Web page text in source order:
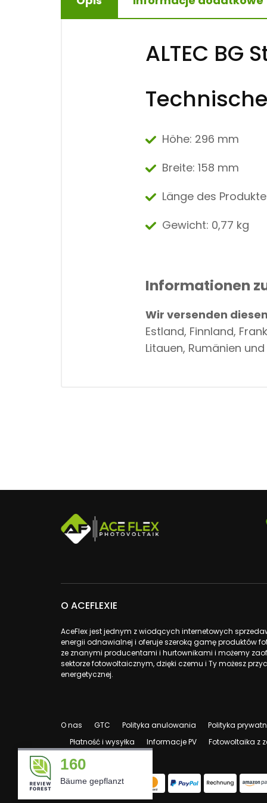
ALTEC BG
Höhe: 296 mm
Breite: 158 mm
Länge des
Gewicht: 0,77 kg
Informationen
Wir versenden
Estland, Finnland,
Litauen, Rumänien
O ACEFLEXIE
AceFlex jest jednym z wiodących internetowych
energii odnawialnej i oferuje szeroką gamę produktów
ze znanymi producentami i hurtownikami i możemy
sektorze fotowoltaicznym, dzięki czemu i Ty możesz
energetycznej.
O nas GTC Polityka anulowania Polityka
Płatność i wysyłka
Informacje PV Fotowoltaika z
160
Bäume gepflanzt